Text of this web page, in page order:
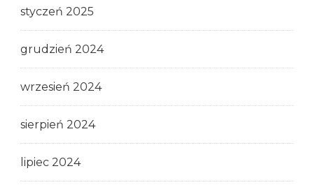
styczeń 2025
grudzień 2024
wrzesień 2024
sierpień 2024
lipiec 2024